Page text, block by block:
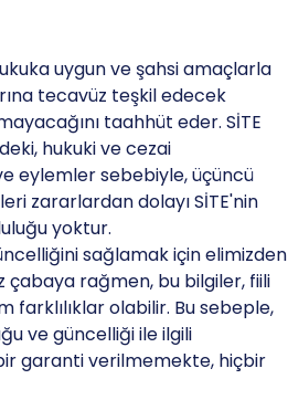
uygun ve şahsi amaçlarla
tecavüz teşkil edecek
taahhüt eder. SİTE
hukuki ve cezai
eylemler sebebiyle, üçüncü
zararlardan dolayı SİTE'nin
yoktur.
sağlamak için elimizden
çabaya rağmen, bu bilgiler, fiili
farklılıklar olabilir. Bu sebeple,
ve güncelliği ile ilgili
garanti verilmemekte, hiçbir